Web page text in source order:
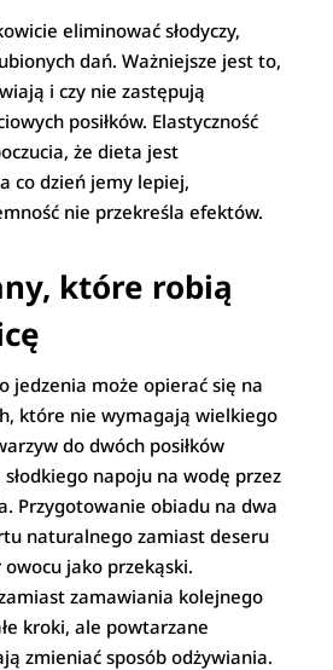
eliminować słodyczy,
dań. Ważniejsze jest to,
i czy nie zastępują
posiłków. Elastyczność
że dieta jest
co dzień jemy lepiej,
nie przekreśla efektów.
które robią
jedzenia może opierać się na
które nie wymagają wielkiego
do dwóch posiłków
napoju na wodę przez
Przygotowanie obiadu na dwa
naturalnego zamiast deseru
jako przekąski.
zamawiania kolejnego
kroki, ale powtarzane
zmieniać sposób odżywiania.